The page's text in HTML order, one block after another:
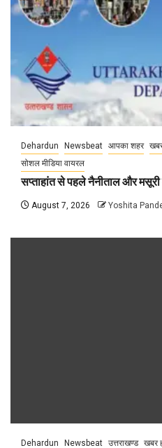
Dehardun Newsbeat आपका शहर
सोशल मीडिया वायरल
सप्ताहांत से पहले नैनीताल और मसूरी
August 7, 2026 Yoshita
Dehardun Newsbeat उत्तराखण्ड खबर